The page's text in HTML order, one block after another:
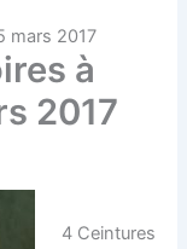
mars 2017
à
2017
4 Ceintures